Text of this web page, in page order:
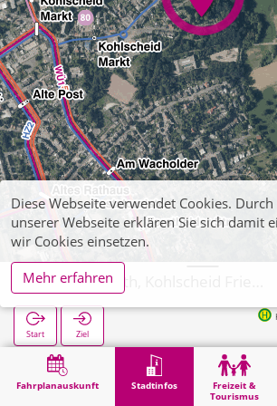
Fahrplanauskunft Stadtinfos
Freizeit &
Tourismus
Start Ziel
Stadtinfos Herzogenrath, Kohlscheid Friedhof
Diese Webseite verwendet Cookies.
unserer Webseite erklären Sie sich damit
wir Cookies einsetzen.
Mehr erfahren